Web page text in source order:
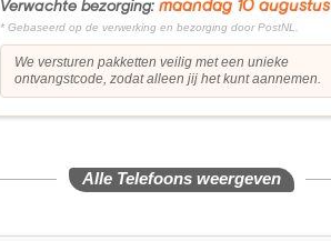
Verwachte bezorging: maandag 10 augustus
* Gebaseerd op de verwerking en bezorging door PostNL.
We versturen pakketten veilig met een unieke
ontvangstcode, zodat alleen jij het kunt aannemen.
Alle Telefoons weergeven